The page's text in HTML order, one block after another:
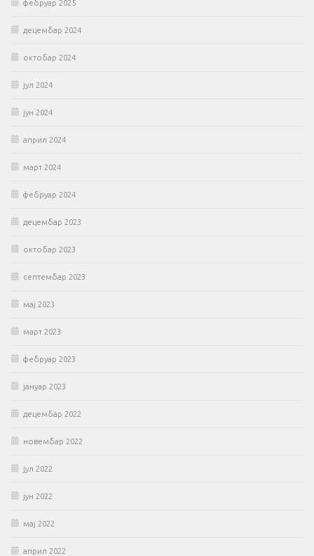
фебруар 2025
децембар 2024
октобар 2024
јул 2024
јун 2024
април 2024
март 2024
фебруар 2024
децембар 2023
октобар 2023
септембар 2023
мај 2023
март 2023
фебруар 2023
јануар 2023
децембар 2022
новембар 2022
јул 2022
јун 2022
мај 2022
април 2022